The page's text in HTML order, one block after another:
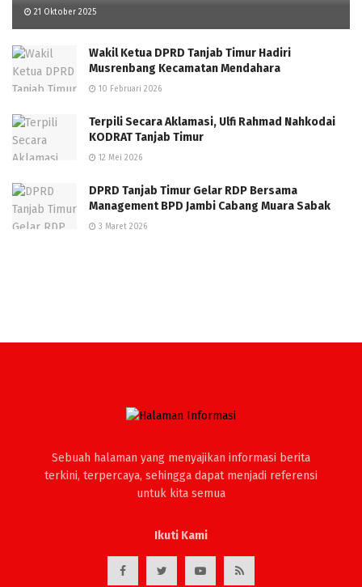
21 Oktober 2025
Wakil Ketua DPRD Tanjab Timur Hadiri
Musrenbang Kecamatan Mendahara
10 Februari 2026
Terpili Secara Aklamasi, Ulfi Rahmad Nahkodai
KODRAT Tanjab Timur
12 Mei 2026
DPRD Tanjab Timur Gelar RDP Bersama
Management BPD Jambi Cabang Muara Sabak
3 Maret 2026
Sebuah halaman yang menyajikan informasi berita
terkini, terpercaya, sehingga dapat menjadi referensi
untuk kita semua
Ikuti Kami